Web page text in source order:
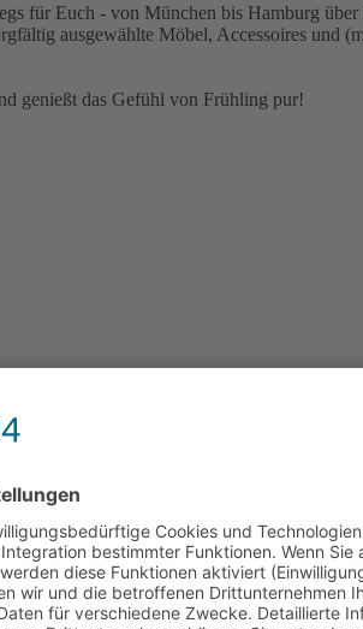
für Euch - von München bis Hamburg
ausgewählte Möbel, Accessoires und
genießt das Gefühl von Frühling pur!